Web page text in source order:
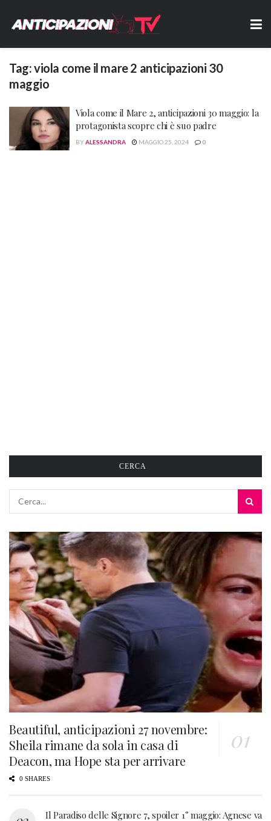
Tag:viola come il mare 2 anticipazioni 30
maggio
Viola come il Mare 2, anticipazioni 30 maggio: la
protagonista scopre chi è suo padre
BYALESSANDRA MAGGIO 25, 2024 0
CERCA
Beautiful, anticipazioni 27 novembre:
Sheila rimane da sola in casa di
Deacon, ma Hope sta per arrivare
0 SHARES
Il Paradiso delle Signore 7, spoiler 1° maggio: Agnese va